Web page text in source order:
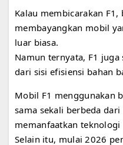
Kalau membicarakan
membayangkan mobil
luar biasa.
Namun ternyata, F1
dari sisi efisiensi bahan
Mobil F1 menggunakan
sama sekali berbeda
memanfaatkan
Selain itu, mulai 2026